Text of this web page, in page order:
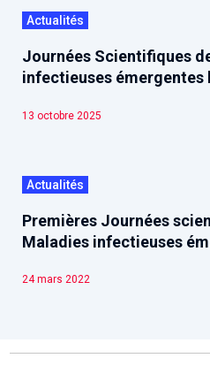
Actualités
Journées Scientifiques
infectieuses émergentes
13 octobre 2025
Actualités
Premières Journées
Maladies infectieuses
24 mars 2022